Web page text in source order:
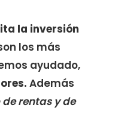
la inversión
los más
ayudado,
Además
rentas y de